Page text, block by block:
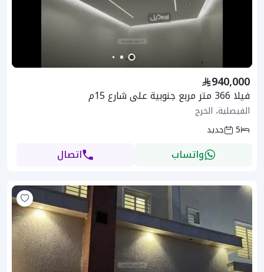
940,000
فيلا 366 متر مربع جنوبية على شارع 15م
الفيصلية، الخرج
5
جديد
واتساب اتصال